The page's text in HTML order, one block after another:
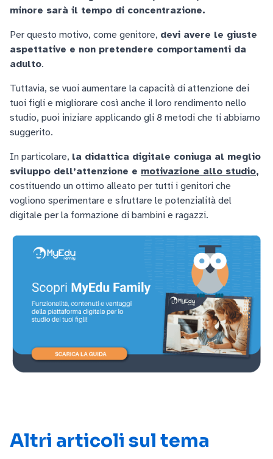
minore sarà il tempo di concentrazione.
Per questo motivo, come genitore, devi avere le giuste
aspettative e non pretendere comportamenti da
adulto.
Tuttavia, se vuoi aumentare la capacità di attenzione dei
tuoi figli e migliorare così anche il loro rendimento nello
studio, puoi iniziare applicando gli 8 metodi che ti abbiamo
suggerito.
In particolare, la didattica digitale coniuga al meglio
sviluppo dell’attenzione e motivazione allo studio,
costituendo un ottimo alleato per tutti i genitori che
vogliono sperimentare e sfruttare le potenzialità del
digitale per la formazione di bambini e ragazzi.
Altri articoli sul tema